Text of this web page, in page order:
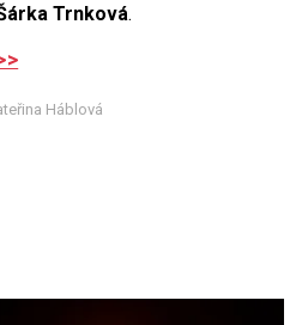
Trnková.
Háblová